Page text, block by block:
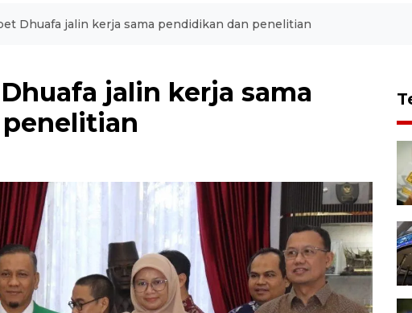
Dhuafa jalin kerja sama pendidikan dan penelitian
jalin kerja sama